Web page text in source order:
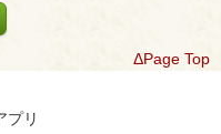
ΔPage Top